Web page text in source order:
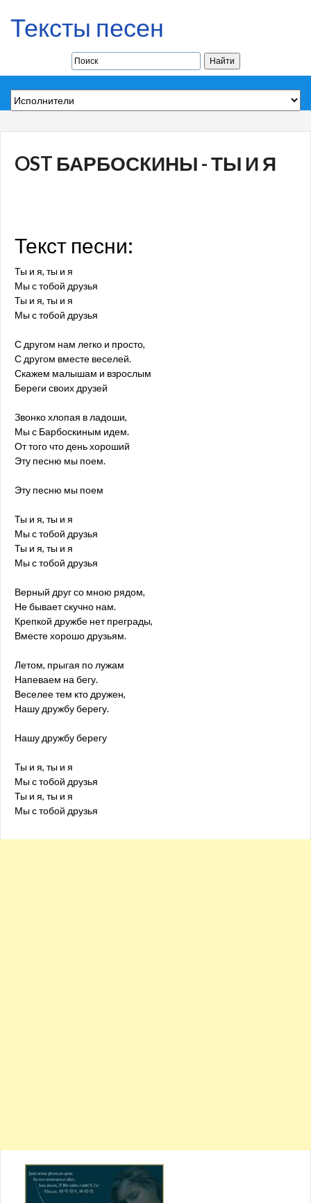
Тексты песен
OST БАРБОСКИНЫ - ТЫ И Я
Текст песни:
Ты и я, ты и я
Мы с тобой друзья
Ты и я, ты и я
Мы с тобой друзья
С другом нам легко и просто,
С другом вместе веселей.
Скажем малышам и взрослым
Береги своих друзей
Звонко хлопая в ладоши,
Мы с Барбоскиным идем.
От того что день хороший
Эту песню мы поем.
Эту песню мы поем
Ты и я, ты и я
Мы с тобой друзья
Ты и я, ты и я
Мы с тобой друзья
Верный друг со мною рядом,
Не бывает скучно нам.
Крепкой дружбе нет преграды,
Вместе хорошо друзьям.
Летом, прыгая по лужам
Напеваем на бегу.
Веселее тем кто дружен,
Нашу дружбу берегу.
Нашу дружбу берегу
Ты и я, ты и я
Мы с тобой друзья
Ты и я, ты и я
Мы с тобой друзья